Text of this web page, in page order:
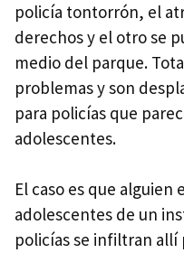
policía tontorrón, el
derechos y el otro se
medio del parque.
problemas y son
para policías que
adolescentes.
El caso es que alguien
adolescentes de un
policías se infiltran allí